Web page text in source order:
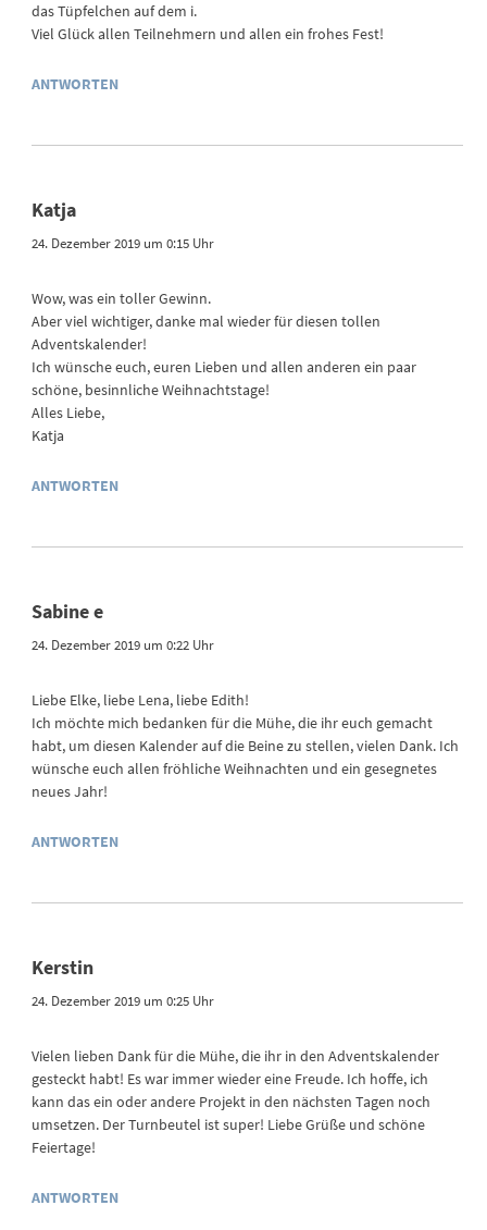
das Tüpfelchen auf dem i.
Viel Glück allen Teilnehmern und allen ein frohes Fest!
ANTWORTEN
Katja
24. Dezember 2019 um 0:15 Uhr
Wow, was ein toller Gewinn.
Aber viel wichtiger, danke mal wieder für diesen tollen
Adventskalender!
Ich wünsche euch, euren Lieben und allen anderen ein paar
schöne, besinnliche Weihnachtstage!
Alles Liebe,
Katja
ANTWORTEN
Sabine e
24. Dezember 2019 um 0:22 Uhr
Liebe Elke, liebe Lena, liebe Edith!
Ich möchte mich bedanken für die Mühe, die ihr euch gemacht
habt, um diesen Kalender auf die Beine zu stellen, vielen Dank. Ich
wünsche euch allen fröhliche Weihnachten und ein gesegnetes
neues Jahr!
ANTWORTEN
Kerstin
24. Dezember 2019 um 0:25 Uhr
Vielen lieben Dank für die Mühe, die ihr in den Adventskalender
gesteckt habt! Es war immer wieder eine Freude. Ich hoffe, ich
kann das ein oder andere Projekt in den nächsten Tagen noch
umsetzen. Der Turnbeutel ist super! Liebe Grüße und schöne
Feiertage!
ANTWORTEN